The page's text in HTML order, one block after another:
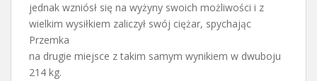
jednak wzniósł się na wyżyny swoich możliwości i z
wielkim wysiłkiem zaliczył swój ciężar, spychając
Przemka
na drugie miejsce z takim samym wynikiem w dwuboju
214 kg.